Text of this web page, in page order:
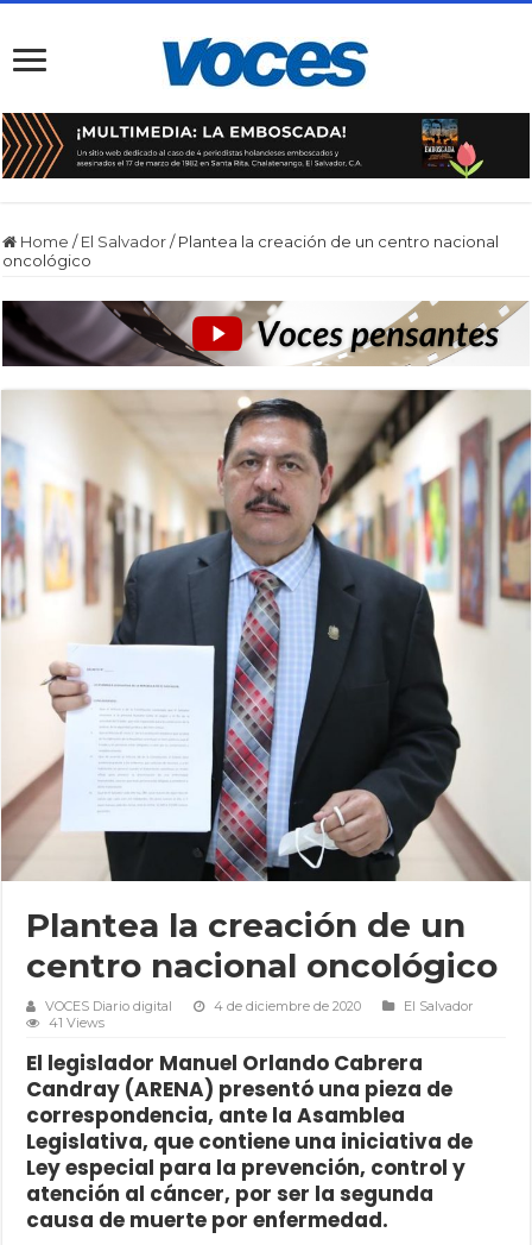
Home / El Salvador / Plantea la creación de un centro nacional
oncológico
Plantea la creación de un
centro nacional oncológico
VOCES Diario digital 4 de diciembre de 2020
El Salvador
41 Views
El legislador Manuel Orlando Cabrera
Candray (ARENA) presentó una pieza de
correspondencia, ante la Asamblea
Legislativa, que contiene una iniciativa de
Ley especial para la prevención, control y
atención al cáncer, por ser la segunda
causa de muerte por enfermedad.